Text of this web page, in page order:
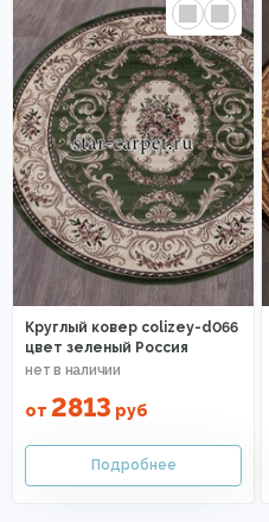
Круглый ковер colizey-d066
цвет зеленый Россия
от 2813 руб